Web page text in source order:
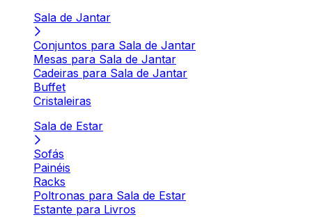
Sala de Jantar
Conjuntos para Sala de Jantar
Mesas para Sala de Jantar
Cadeiras para Sala de Jantar
Buffet
Cristaleiras
Sala de Estar
Sofás
Painéis
Racks
Poltronas para Sala de Estar
Estante para Livros